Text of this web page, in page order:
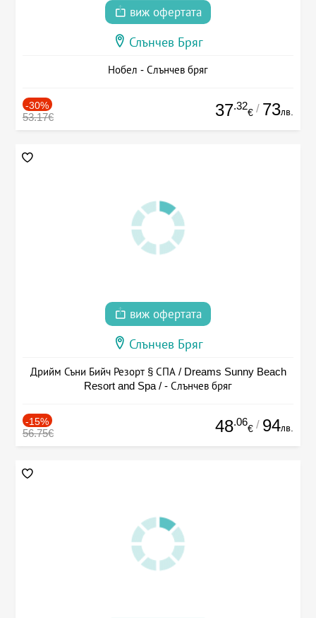
виж офертата
Слънчев Бряг
Нобел - Слънчев бряг
-30%
53.17€ 37.32
€ / 73лв.
виж офертата
Слънчев Бряг
Дрийм Съни Бийч Резорт § СПА / Dreams Sunny Beach
Resort and Spa / - Слънчев бряг
-15%
56.75€ 48.06
€ / 94лв.